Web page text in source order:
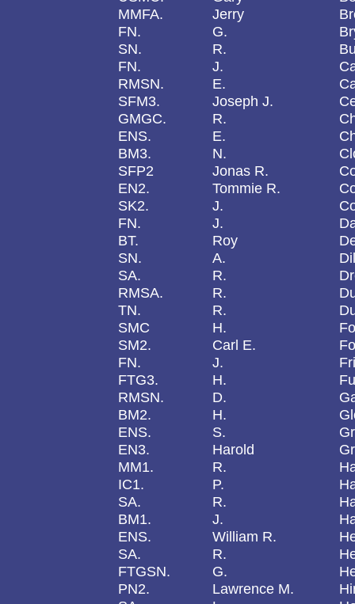
MMFA.
Jerry
FN.
G.
SN.
R.
FN.
J.
RMSN.
E.
SFM3.
Joseph J.
GMGC.
R.
ENS.
E.
BM3.
N.
SFP2
Jonas R.
EN2.
Tommie R.
SK2.
J.
FN.
J.
BT.
Roy
SN.
A.
SA.
R.
RMSA.
R.
TN.
R.
SMC
H.
SM2.
Carl E.
FN.
J.
FTG3.
H.
RMSN.
D.
BM2.
H.
ENS.
S.
EN3.
Harold
MM1.
R.
IC1.
P.
SA.
R.
BM1.
J.
ENS.
William R.
SA.
R.
FTGSN.
G.
PN2.
Lawrence M.